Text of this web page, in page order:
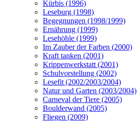
Kürbis (1996)
Leseburg (1998)
Begegnungen (1998/1999)
Ernährung (1999)
Lesehöhle (1999)
Im Zauber der Farben (2000)
Kraft tanken (2001)
Krippenwerkstatt (2001)
Schulvorstellung (2002)
Lesefit (2002/2003/2004)
Natur und Garten (2003/2004)
Carneval der Tiere (2005)
Boulderwand (2005)
Fliegen (2009)